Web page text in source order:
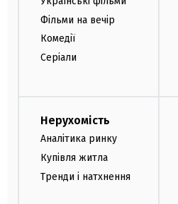
Фільми на вечір
Комедії
Серіали
Нерухомість
Аналітика ринку
Купівля житла
Тренди і натхнення